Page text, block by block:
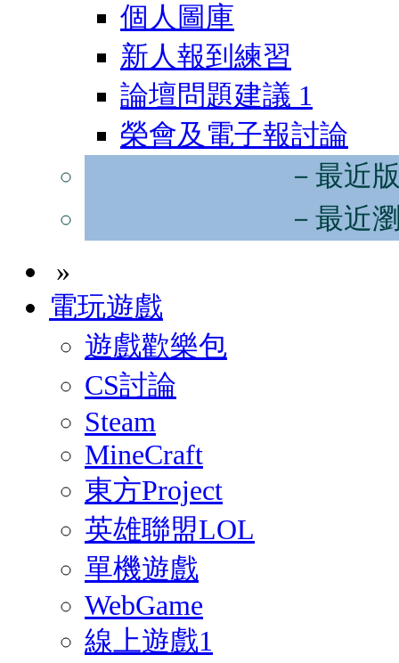
個人圖庫
新人報到練習
論壇問題建議 1
榮會及電子報討論
－最近
－最近
»
電玩遊戲
遊戲歡樂包
CS討論
Steam
MineCraft
東方Project
英雄聯盟LOL
單機遊戲
WebGame
線上遊戲1